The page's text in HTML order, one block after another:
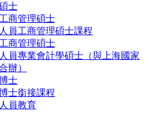
士
商管理碩士
員工商管理碩士課程
商管理碩士
員專業會計學碩士（與上海國家
辦）
士
士銜接課程
員教育